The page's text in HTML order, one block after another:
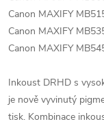
Canon MAXIFY
Canon MAXIFY
Canon MAXIFY
Inkoust DRHD s
je nově vyvinutý
tisk. Kombinace